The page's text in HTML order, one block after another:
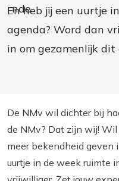
En heb jij een uurtje
agenda? Word dan
in om gezamenlijk dit
De NMv wil dichter bij
de NMv? Dat zijn wij!
meer bekendheid geven
uurtje in de week ruimte